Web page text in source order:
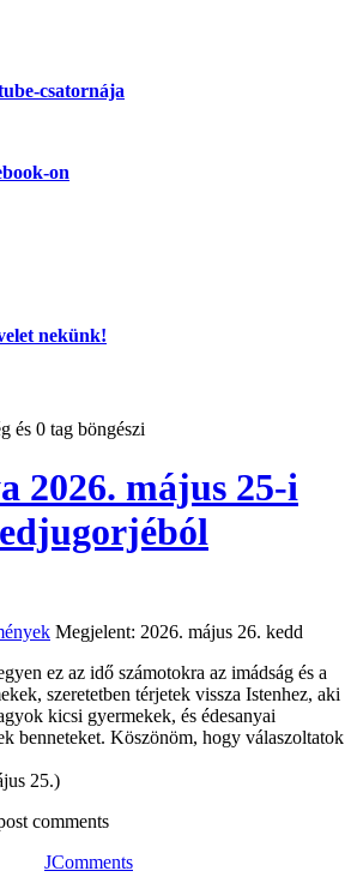
csatornája
on
nekünk!
és 0 tag böngészi
2026. május 25-i
Megjelent: 2026. május 26. kedd
ez az idő számotokra az imádság és a
szeretetben térjetek vissza Istenhez, aki
kicsi gyermekek, és édesanyai
benneteket. Köszönöm, hogy válaszoltatok
25.)
comments
JComments